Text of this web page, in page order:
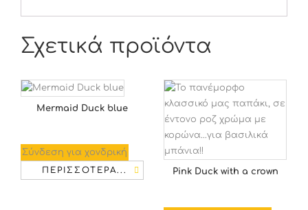
Σχετικά προϊόντα
Mermaid Duck blue
Σύνδεση για χονδρική
ΠΕΡΙΣΣΌΤΕΡΑ...
Pink Duck with a crown